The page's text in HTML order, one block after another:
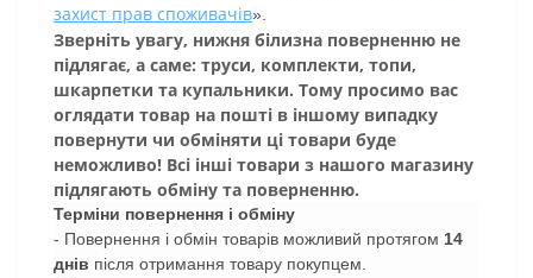
захист прав споживачів».
Зверніть увагу, нижня білизна поверненню не
підлягає, а саме: труси, комплекти, топи,
шкарпетки та купальники. Тому просимо вас
оглядати товар на пошті в іншому випадку
повернути чи обміняти ці товари буде
неможливо! Всі інші товари з нашого магазину
підлягають обміну та поверненню.
Терміни повернення і обміну
- Повернення і обмін товарів можливий протягом 14
днів після отримання товару покупцем.